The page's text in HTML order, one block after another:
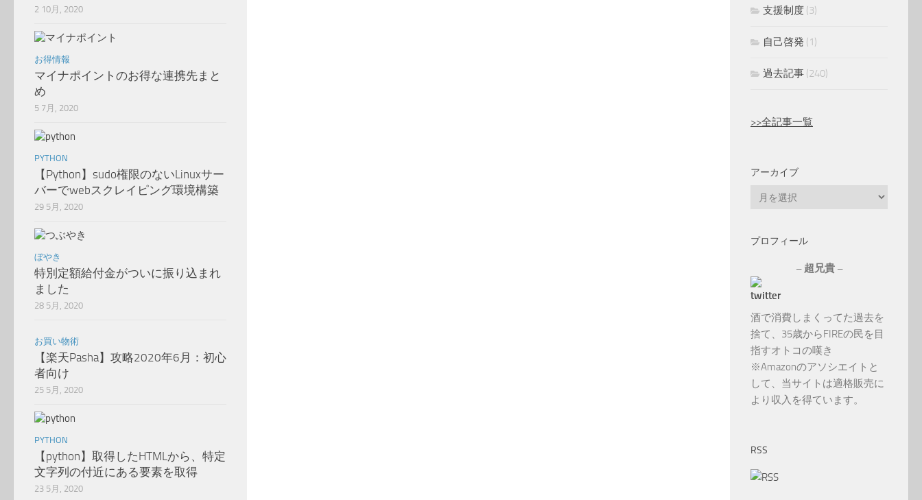
2 10月, 2020
お得情報
マイナポイントのお得な連携先まと
め
5 7月, 2020
PYTHON
【Python】sudo権限のないLinuxサー
バーでwebスクレイピング環境構築
29 5月, 2020
ぼやき
特別定額給付金がついに振り込まれ
ました
28 5月, 2020
お買い物術
【楽天Pasha】攻略2020年6月：初心
者向け
25 5月, 2020
PYTHON
【python】取得したHTMLから、特定
文字列の付近にある要素を取得
23 5月, 2020
支援制度 (3)
自己啓発 (1)
過去記事 (240)
>>全記事一覧
アーカイブ
イ
プロフィール
– 超兄貴 –
酒で消費しまくってた過去を
捨て、35歳からFIREの民を目
指すオトコの嘆き
※Amazonのアソシエイトと
して、当サイトは適格販売に
より収入を得ています。
RSS